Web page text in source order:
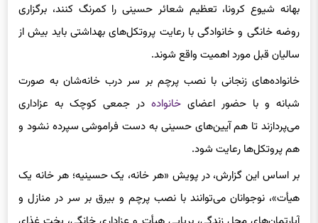
بهانه شیوع کرونا، تعظیم شعائر حسینی را کمرنگ کنند، برگزاری
روضه خانگی و خانوادگی با رعایت پروتکل‌های بهداشتی باید بیش از
سالیان قبل مورد اهمیت واقع شوند.
خانواده‌های زنجانی با نصب پرچم بر سر درب خانه‌شان به صورت
شبانه و با حضور اعضای خانواده در جمعی کوچک به عزاداری
می‌پردازند تا هم آیین‌های حسینی به دست فراموشی سپرده نشود و
هم پروتکل‌ها رعایت شود.
بر اساس این گزارش، در پویش «هر خانه، یک حسینیه؛ هر خانه یک
هیأت»، نوجوانان می‌توانند با نصب پرچم و بیرق بر سر در منازل و